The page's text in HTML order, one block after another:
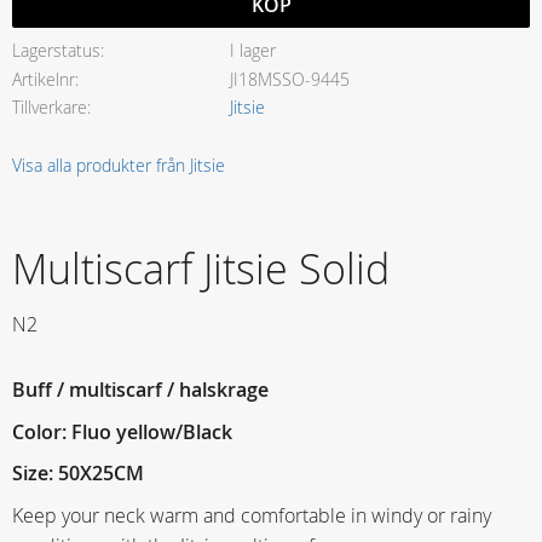
Lagerstatus
I lager
Artikelnr
JI18MSSO-9445
Tillverkare
Jitsie
Visa alla produkter från Jitsie
Multiscarf Jitsie Solid
N2
Buff / multiscarf / halskrage
Color: Fluo yellow/Black
Size: 50X25CM
Keep your neck warm and comfortable in windy or rainy